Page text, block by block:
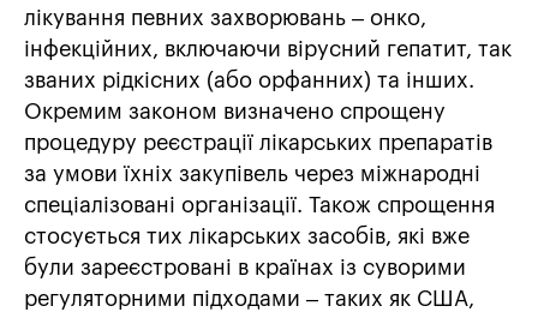
лікування певних захворювань – онко,
інфекційних, включаючи вірусний гепатит, так
званих рідкісних (або орфанних) та інших.
Окремим законом визначено спрощену
процедуру реєстрації лікарських препаратів
за умови їхніх закупівель через міжнародні
спеціалізовані організації. Також спрощення
стосується тих лікарських засобів, які вже
були зареєстровані в країнах із суворими
регуляторними підходами – таких як США,